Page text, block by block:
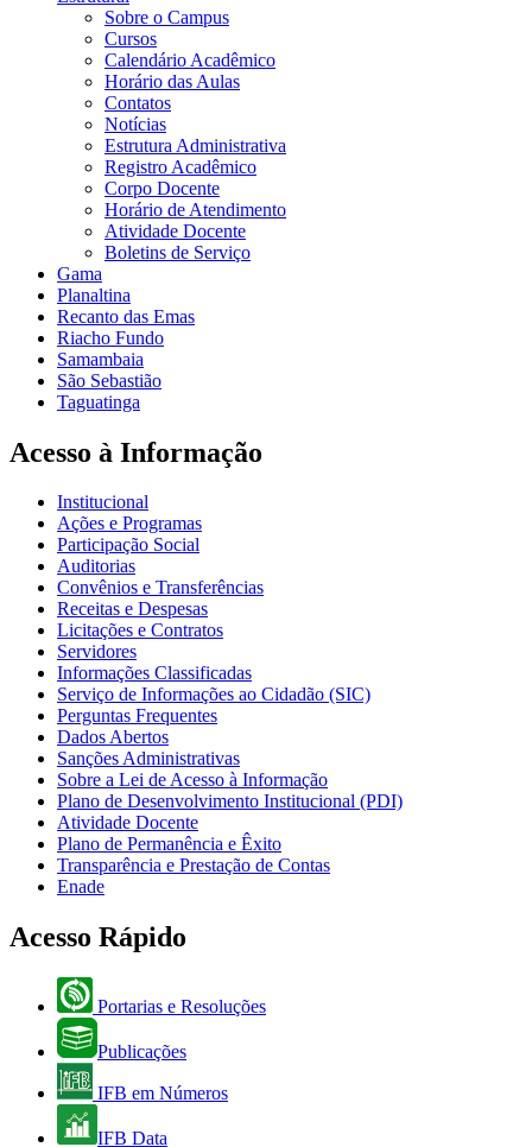
Sobre o Campus
Cursos
Calendário Acadêmico
Horário das Aulas
Contatos
Notícias
Estrutura Administrativa
Registro Acadêmico
Corpo Docente
Horário de Atendimento
Atividade Docente
Boletins de Serviço
Gama
Planaltina
Recanto das Emas
Riacho Fundo
Samambaia
São Sebastião
Taguatinga
Acesso à Informação
Institucional
Ações e Programas
Participação Social
Auditorias
Convênios e Transferências
Receitas e Despesas
Licitações e Contratos
Servidores
Informações Classificadas
Serviço de Informações ao Cidadão (SIC)
Perguntas Frequentes
Dados Abertos
Sanções Administrativas
Sobre a Lei de Acesso à Informação
Plano de Desenvolvimento Institucional (PDI)
Atividade Docente
Plano de Permanência e Êxito
Transparência e Prestação de Contas
Enade
Acesso Rápido
Portarias e Resoluções
Publicações
IFB em Números
IFB Data